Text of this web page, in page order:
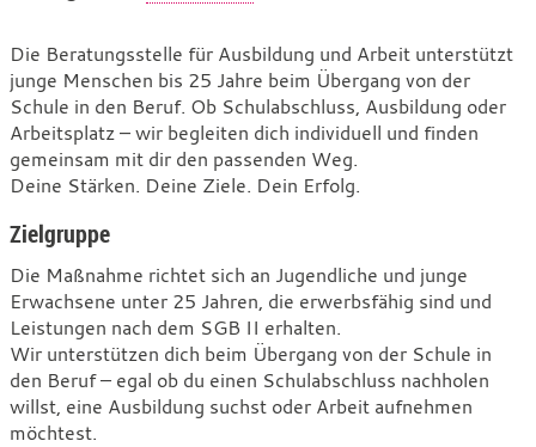
l
e
n
:
Mit Arbeiten
h
i
e
:
Beratungsstelle
für
Ausbildung
und
Arbeit
u25
Die Beratungsstelle für Ausbildung und Arbeit unterstützt
junge Menschen bis 25 Jahre beim Übergang von der
Schule in den Beruf. Ob Schulabschluss, Ausbildung oder
Arbeitsplatz – wir begleiten dich individuell und finden
gemeinsam mit dir den passenden Weg.
Deine Stärken. Deine Ziele. Dein Erfolg.
Zielgruppe
Die Maßnahme richtet sich an Jugendliche und junge
Erwachsene unter 25 Jahren, die erwerbsfähig sind und
Leistungen nach dem SGB II erhalten.
Wir unterstützen dich beim Übergang von der Schule in
den Beruf – egal ob du einen Schulabschluss nachholen
willst, eine Ausbildung suchst oder Arbeit aufnehmen
möchtest.